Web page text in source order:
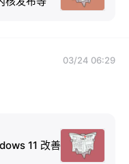
03/24 06:29
11 改善